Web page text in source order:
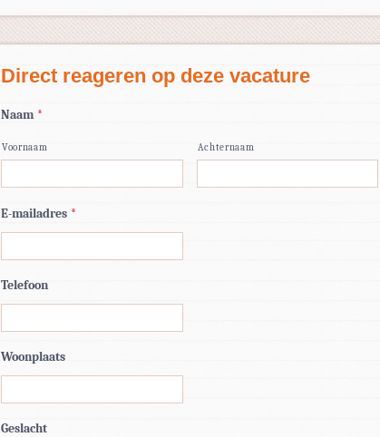
Direct reageren op deze vacature
Naam *
Voornaam Achternaam
E-mailadres *
Telefoon
Woonplaats
Geslacht